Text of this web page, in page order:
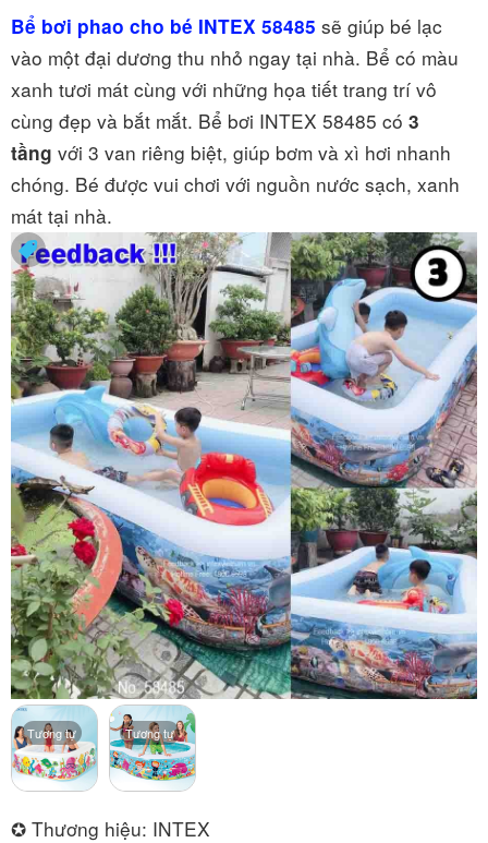
Bể bơi phao cho bé INTEX 58485 sẽ giúp bé lạc
vào một đại dương thu nhỏ ngay tại nhà. Bể có màu
xanh tươi mát cùng với những họa tiết trang trí vô
cùng đẹp và bắt mắt. Bể bơi INTEX 58485 có 3
tầng với 3 van riêng biệt, giúp bơm và xì hơi nhanh
chóng. Bé được vui chơi với nguồn nước sạch, xanh
mát tại nhà.
Tương tự Tương tự
✪ Thương hiệu: INTEX